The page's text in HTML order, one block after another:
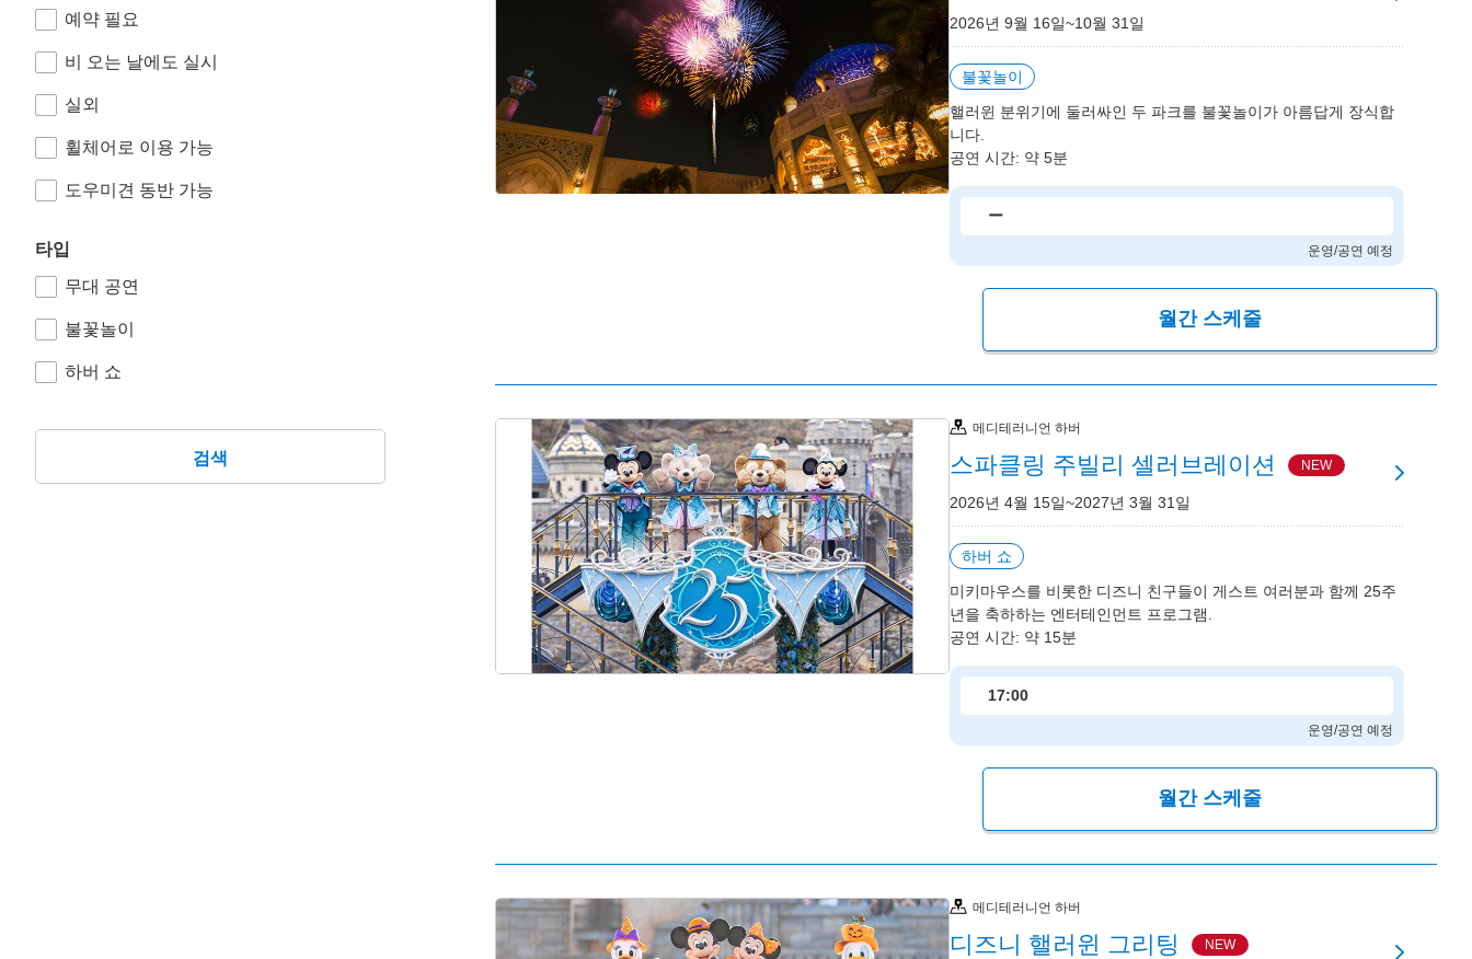
예약 필요
비 오는 날에도 실시
실외
휠체어로 이용 가능
도우미견 동반 가능
타입
무대 공연
불꽃놀이
하버 쇼
2026년 9월 16일~10월 31일
불꽃놀이
핼러윈 분위기에 둘러싸인 두 파크를 불꽃놀이가 아름답게 장식합
니다.
공연 시간: 약 5분
ー
운영/공연 예정
월간 스케줄
메디테러니언 하버
스파클링 주빌리 셀러브레이션 NEW
2026년 4월 15일~2027년 3월 31일
하버 쇼
미키마우스를 비롯한 디즈니 친구들이 게스트 여러분과 함께 25주
년을 축하하는 엔터테인먼트 프로그램.
공연 시간: 약 15분
17:00
운영/공연 예정
월간 스케줄
메디테러니언 하버
디즈니 핼러윈 그리팅 NEW